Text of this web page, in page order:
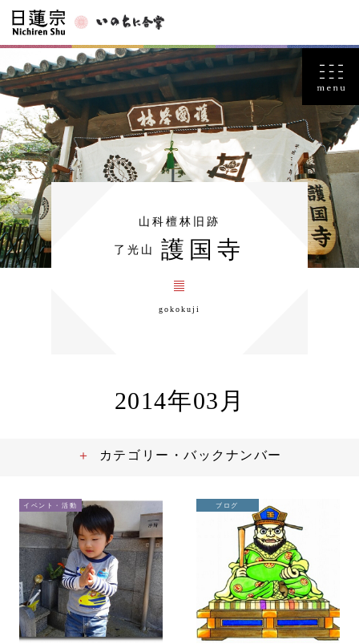
山科檀林旧跡
了光山 護国寺
gokokuji
2014年03月
イベント・活動 ブログ
カテゴリー・バックナンバー